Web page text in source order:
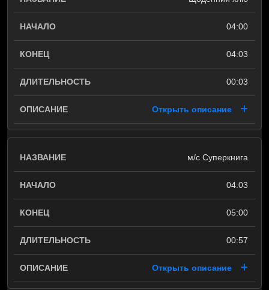
04:00
04:03
00:03
Открыть описание
м/с Суперкнига
04:03
05:00
00:57
Открыть описание